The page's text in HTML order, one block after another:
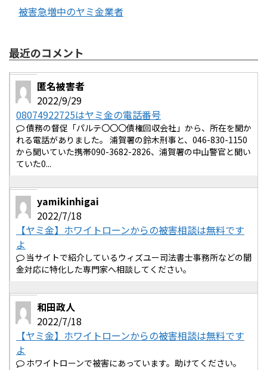
被害急増中のヤミ金業者
最近のコメント
匿名被害者
2022/9/29
08074922725はヤミ金の電話番号
債務の督促「パルテ〇〇〇債権回収会社」から、所在を聞か
れる電話がありました。 浦賀署の鈴木刑事と、046-830-1150
から聞いていた携帯090-3682-2826、浦賀署の中山警官と聞い
ていた0...
yamikinhigai
2022/7/18
【ヤミ金】ホワイトローンからの被害相談は無料です
よ
当サイトで紹介しているウィズユー司法書士事務所などの闇
金対応に特化した専門家へ相談してください。
和田政人
2022/7/18
【ヤミ金】ホワイトローンからの被害相談は無料です
よ
ホワイトローンで被害にあっています。助けてください。